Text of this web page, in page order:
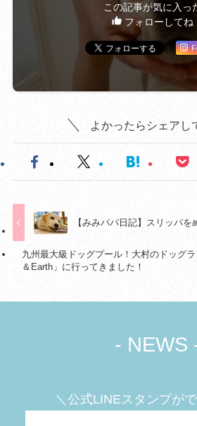
この記事が気に入っ
フォローしてね
よかったらシェアし
【みみパパ日記】スリッパを
九州最大級ドッグプール！大村のドッグ
＆Earth」に行ってきました！
- NEWS
＼公式LINEスタンプが